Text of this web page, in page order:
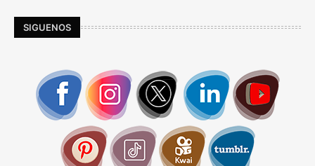
SIGUENOS